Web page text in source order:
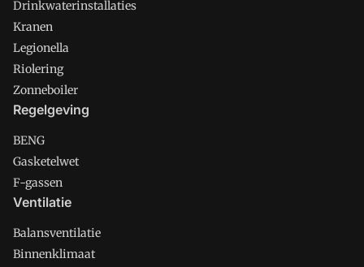
Drinkwaterinstallaties
Kranen
Legionella
Riolering
Zonneboiler
Regelgeving
BENG
Gasketelwet
F-gassen
Ventilatie
Balansventilatie
Binnenklimaat